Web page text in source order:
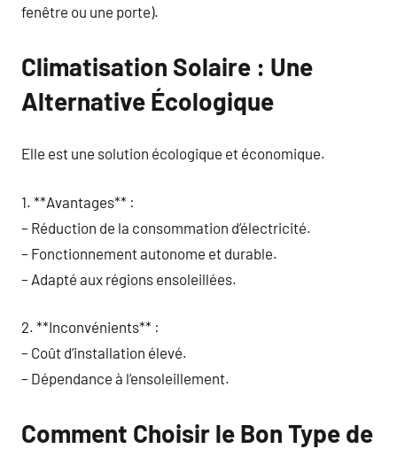
fenêtre ou une porte).
Climatisation Solaire : Une
Alternative Écologique
Elle est une solution écologique et économique.
1. **Avantages** :
– Réduction de la consommation d’électricité.
– Fonctionnement autonome et durable.
– Adapté aux régions ensoleillées.
2. **Inconvénients** :
– Coût d’installation élevé.
– Dépendance à l’ensoleillement.
Comment Choisir le Bon Type de